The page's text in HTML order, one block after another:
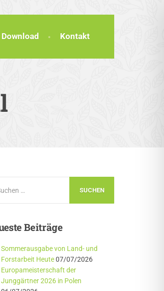
Download Kontakt
Beiträge
Sommerausgabe von Land- und
Forstarbeit Heute 07/07/2026
Europameisterschaft der
Junggärtner 2026 in Polen